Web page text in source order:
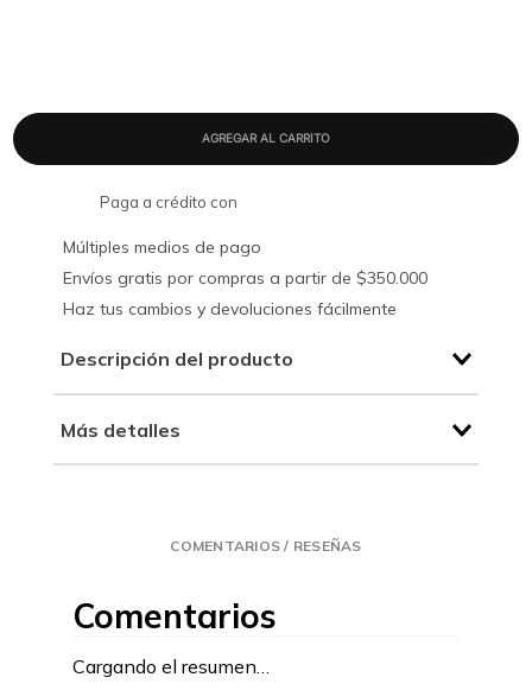
Paga a crédito con
Múltiples medios de pago
Envíos gratis por compras a partir de $350.000
Haz tus cambios y devoluciones fácilmente
Descripción del producto
Más detalles
COMENTARIOS / RESEÑAS
Comentarios
Cargando el resumen…